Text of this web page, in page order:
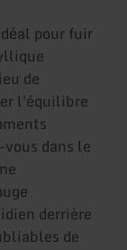
pour fuir
de
l'équilibre
dans le
derrière
de